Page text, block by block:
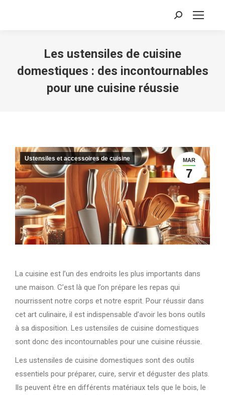
Recherche
Les ustensiles de cuisine
domestiques : des incontournables
pour une cuisine réussie
MAR
7
Ustensiles et accessoires de cuisine
La cuisine est l’un des endroits les plus importants dans
une maison. C’est là que l’on prépare les repas qui
nourrissent notre corps et notre esprit. Pour réussir dans
cet art culinaire, il est indispensable d’avoir les bons outils
à sa disposition. Les ustensiles de cuisine domestiques
sont donc des incontournables pour une cuisine réussie.
Les ustensiles de cuisine domestiques sont des outils
essentiels pour préparer, cuire, servir et déguster des plats.
Ils peuvent être en différents matériaux tels que le bois, le